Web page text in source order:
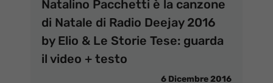
Natalino Pacchetti è la canzone
di Natale di Radio Deejay 2016
by Elio & Le Storie Tese: guarda
il video + testo
6 Dicembre 2016